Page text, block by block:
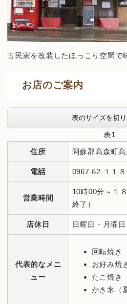
古民家を改装したほっこり空間で
お店のご案内
表のサイズを切
表1
住所 阿蘇郡高森町
電話 0967-62-１１８
営業時間
10時00分～１
終了）
店休日 日曜日・月曜日
代表的なメニ
ュー
回転焼き
お好み焼
たこ焼き
かき氷（